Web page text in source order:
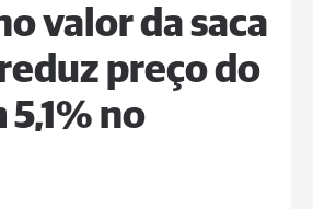
valor da saca
preço do
no